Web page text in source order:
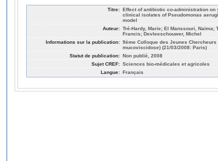
Titre: Effect of antibiotic co-administration on
clinical isolates of Pseudomonas
model
Auteur: Tré-Hardy, Marie; El Manssouri, Naïma;
Francis; Devleeschouwer, Michel
Informations sur la publication: 9ème Colloque des Jeunes
mucoviscidose) (21/03/2008: Paris)
Statut de publication: Non publié, 2008
Sujet CREF: Sciences bio-médicales et agricoles
Langue: Français